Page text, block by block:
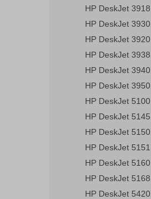
HP DeskJet 3918
HP DeskJet 3930
HP DeskJet 3920
HP DeskJet 3938
HP DeskJet 3940
HP DeskJet 3950
HP DeskJet 5100
HP DeskJet 5145
HP DeskJet 5150
HP DeskJet 5151
HP DeskJet 5160
HP DeskJet 5168
HP DeskJet 5420